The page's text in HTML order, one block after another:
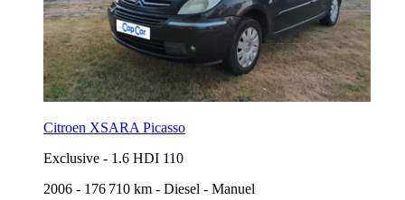
Citroen XSARA Picasso
Exclusive - 1.6 HDI 110
2006 - 176 710 km - Diesel - Manuel